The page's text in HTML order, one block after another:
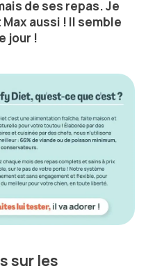
de ses repas. Je
aussi ! Il semble
jour !
sur les